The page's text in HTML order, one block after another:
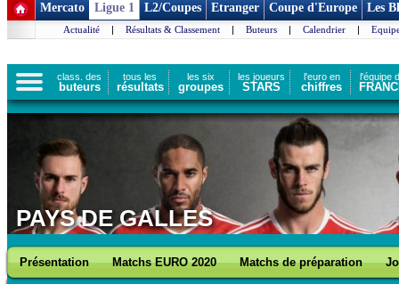
Mercato Ligue 1 L2/Coupes Etranger Coupe d'Europe Les
Actualité | Résultats & Classement | Buteurs | Calendrier |
class. des
buteurs
tous les
résultats
les six
groupes
les joueurs
STARS
l'euro en
chiffres
l'équipe
PAYS DE GALLES
Présentation Matchs EURO 2020 Matchs de préparation